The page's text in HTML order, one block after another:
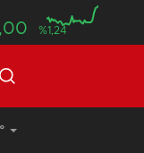
%1,24